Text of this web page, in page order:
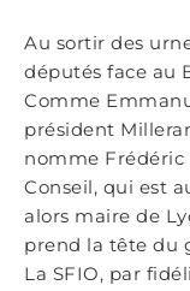
Au sortir des
députés face au
Comme
président
nomme Frédéric
Conseil, qui est
alors maire de
prend la tête du
La SFIO, par